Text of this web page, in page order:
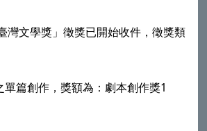
灣文學獎」徵獎已開始收件，徵獎類
篇創作，獎額為：劇本創作獎1